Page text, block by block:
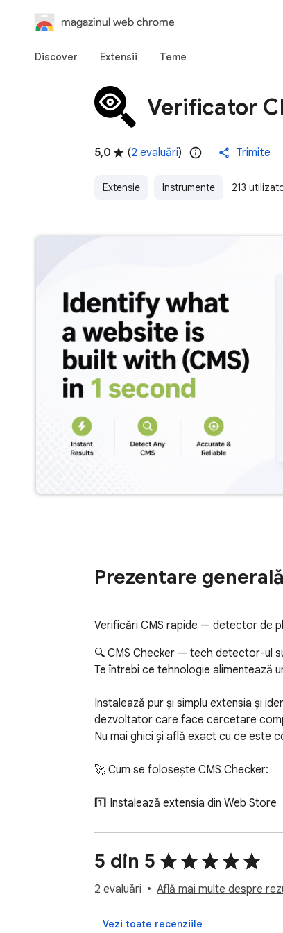
magazinul web chrome
Discover Extensii Teme
Verificator
5,0 (2 evaluări) Trimite
Extensie Instrumente 213
Prezentare generală
Verificări CMS rapide — detector de
🔍 CMS Checker — tech detector-ul
Te întrebi ce tehnologie alimentează
Instalează pur și simplu extensia și
dezvoltator care face cercetare
Nu mai ghici și află exact cu ce este
🚀 Cum se folosește CMS Checker:
1️⃣ Instalează extensia din Web Store
3️⃣ Dă clic pe pictograma din bara de
4️⃣ Obține rezultate instantanee —
5️⃣ Explorează detalii suplimentare
puternic de detection analizează
5 din 5
2 evaluări Află mai multe despre
Vezi toate recenziile